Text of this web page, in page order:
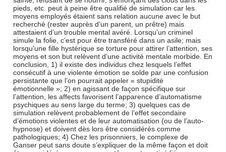
pieds, etc. peut à peine être qualifié de simulation car les
moyens employés étaient sans relation aucune avec le but
recherché (rester auprès d’un parent, un prêtre) mais
attestaient d’un trouble mental avéré. Lorsqu’un criminel
simule la folie, c’est pour être transféré dans un asile; mais
lorsqu’une fille hystérique se torture pour attirer l’attention, ses
moyens et son but relèvent d’une activité mentale morbide. En
conclusion, 1) il existe des individus chez lesquels l’effet
consécutif à une violente émotion se solde par une confusion
persistante que l’on pourrait appeler « stupidité
émotionnelle »; 2) en agissant de façon spécifique sur
l’attention, les affects favorisent l’apparence d’automatisme
psychiques au sens large du terme; 3) quelques cas de
simulation relèvent probablement de l’effet secondaire
d’émotions violentes et de leur automatisation (ou de l’auto-
hypnose) et doivent dès lors être considérés comme
pathologiques; 4) Chez les prisonniers, le complexe de
Ganser peut sans doute s’expliquer de la même façon et doit